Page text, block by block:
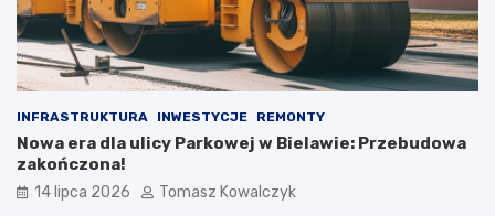
INFRASTRUKTURA INWESTYCJE REMONTY
Nowa era dla ulicy Parkowej w Bielawie: Przebudowa
zakończona!
14 lipca 2026 Tomasz Kowalczyk